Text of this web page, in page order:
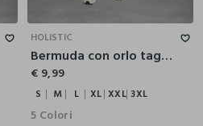
HOLISTIC
Bermuda con orlo tagliato a vivo uomo
€ 9,99
S M L XL XXL 3XL
5 Colori